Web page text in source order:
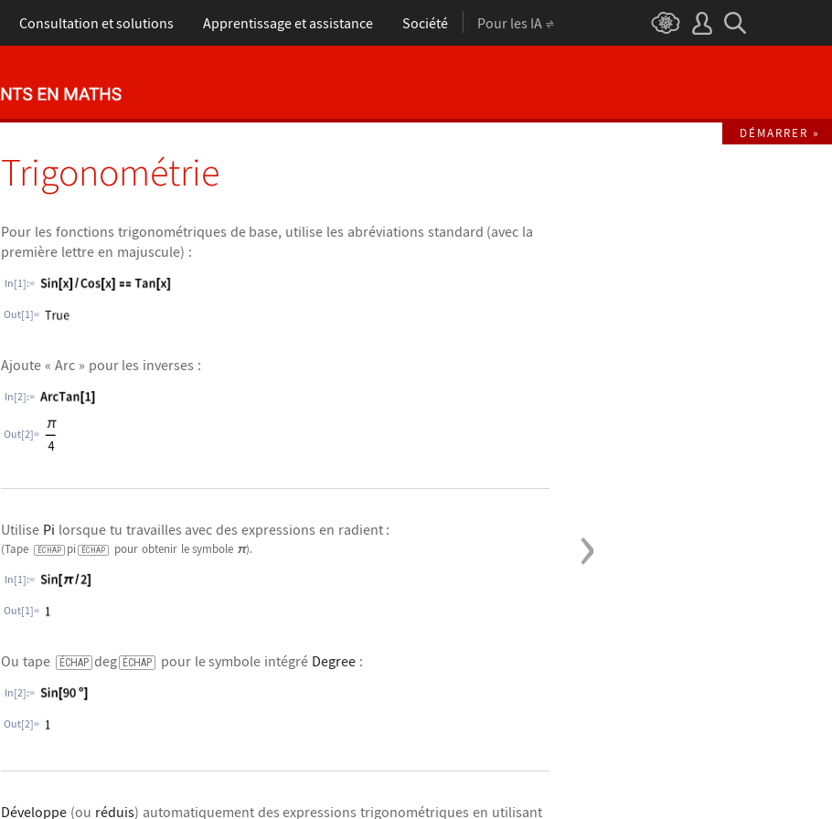
Consultation et solutions Apprentissage et assistance Société Pour les IA
DÉMARRER »
Trigonométrie
Pour les fonctions trigonométriques de base, utilise les abréviations standard (avec la
première lettre en majuscule) :
In[1]:=
Out[1]=
Ajoute « Arc » pour les inverses :
In[2]:=
Out[2]=
Utilise Pi lorsque tu travailles avec des expressions en radient :
(Tape ÉCHAP pi ÉCHAP pour obtenir le symbole π).
In[1]:=
Out[1]=
Ou tape ÉCHAP deg ÉCHAP pour le symbole intégré Degree :
In[2]:=
Out[2]=
Développe (ou réduis) automatiquement des expressions trigonométriques en utilisant
›